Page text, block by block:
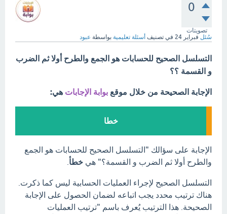
0
تصويتات
سُئل فبراير 24 في تصنيف أسئلة تعليمية بواسطة عبود
التسلسل الصحيح للحسابات هو الجمع والطرح أولا ثم الضرب
و القسمة ؟؟
الإجابة الصحيحة من خلال موقع بوابة الإجابات هي:
خطا
الإجابة على سؤالك "التسلسل الصحيح للحسابات هو الجمع
والطرح أولا ثم الضرب و القسمة؟" هي خطأ
التسلسل الصحيح لإجراء العمليات الحسابية ليس كما ذكرت.
هناك ترتيب محدد يجب اتباعه لضمان الحصول على الإجابة
الصحيحة. هذا الترتيب يُعرف باسم "ترتيب العمليات